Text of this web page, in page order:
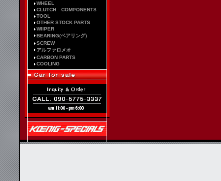
WHEEL
CLUTCH COMPONENTS
TOOL
OTHER STOCK PARTS
WIIPER
BEARING(ベアリング)
SCREW
アルファロメオ
CARBON PARTS
COOLING